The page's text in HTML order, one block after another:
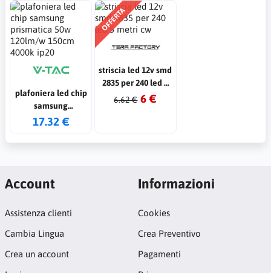
plafoniera led chip
samsung
prismatica 50w
4000k ip20
17.32 €
OFFERTA
striscia led 12v smd
2835 per 240 led 5
metri cw
6.62 € 6 €
Account
Assistenza clienti
Cambia Lingua
Crea un account
Informazioni
Cookies
Crea Preventivo
Pagamenti